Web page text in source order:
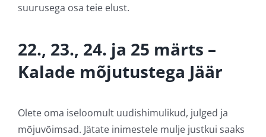
suurusega osa teie elust.
22., 23., 24. ja 25 märts –
Kalade mõjutustega Jäär
Olete oma iseloomult uudishimulikud, julged ja
mõjuvõimsad. Jätate inimestele mulje justkui saaks